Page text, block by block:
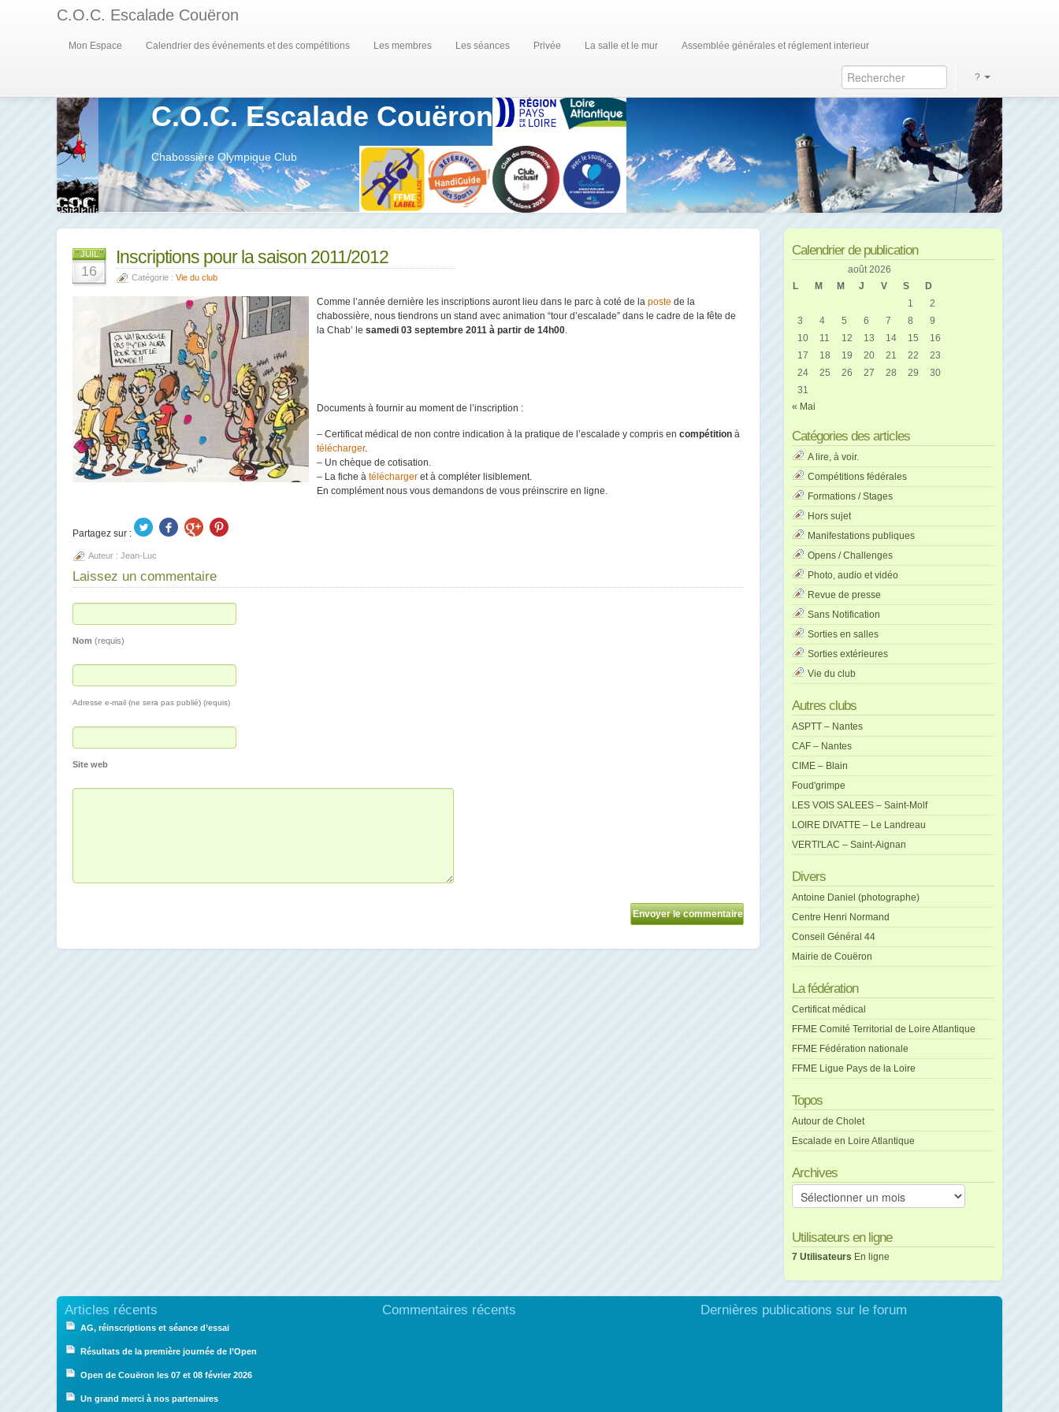
C.O.C. Escalade Couëron
Mon Espace Calendrier des événements et des compétitions Les membres Les séances Privée La salle et le mur Assemblée générales et réglement interieur
?
C.O.C. Escalade Couëron
Chabossière Olympique Club
JUIL
16
Inscriptions pour la saison 2011/2012
Catégorie : Vie du club
Comme l’année dernière les inscriptions auront lieu dans le parc à coté de la poste de la
chabossière, nous tiendrons un stand avec animation “tour d’escalade” dans le cadre de la fête de
la Chab’ le samedi 03 septembre 2011 à partir de 14h00.
Documents à fournir au moment de l’inscription :
– Certificat médical de non contre indication à la pratique de l’escalade y compris en compétition à
télécharger.
– Un chèque de cotisation.
– La fiche à télécharger et à compléter lisiblement.
En complément nous vous demandons de vous préinscrire en ligne.
Partagez sur :
Auteur : Jean-Luc
Laissez un commentaire
Nom (requis)
Adresse e-mail (ne sera pas publié) (requis)
Site web
Calendrier de publication
août 2026
L
M M J V S
D
1
2
3
4 5 6 7 8
9
10
11 12 13 14 15
16
17
18 19 20 21 22
23
24
25 26 27 28 29
30
31
« Mai
Catégories des articles
A lire, à voir.
Compétitions fédérales
Formations / Stages
Hors sujet
Manifestations publiques
Opens / Challenges
Photo, audio et vidéo
Revue de presse
Sans Notification
Sorties en salles
Sorties extérieures
Vie du club
Autres clubs
ASPTT – Nantes
CAF – Nantes
CIME – Blain
Foud'grimpe
LES VOIS SALEES – Saint-Molf
LOIRE DIVATTE – Le Landreau
VERTI'LAC – Saint-Aignan
Divers
Antoine Daniel (photographe)
Centre Henri Normand
Conseil Général 44
Mairie de Couëron
La fédération
Certificat médical
FFME Comité Territorial de Loire Atlantique
FFME Fédération nationale
FFME Ligue Pays de la Loire
Topos
Autour de Cholet
Escalade en Loire Atlantique
Archives
Archives
Utilisateurs en ligne
7 Utilisateurs En ligne
Articles récents
AG, réinscriptions et séance d’essai
Résultats de la première journée de l’Open
Open de Couëron les 07 et 08 février 2026
Un grand merci à nos partenaires
Commentaires récents Dernières publications sur le forum